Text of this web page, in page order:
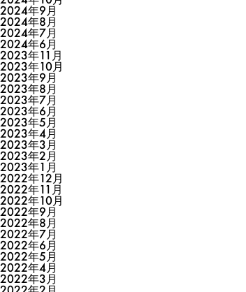
2024年9月
2024年8月
2024年7月
2024年6月
2023年11月
2023年10月
2023年9月
2023年8月
2023年7月
2023年6月
2023年5月
2023年4月
2023年3月
2023年2月
2023年1月
2022年12月
2022年11月
2022年10月
2022年9月
2022年8月
2022年7月
2022年6月
2022年5月
2022年4月
2022年3月